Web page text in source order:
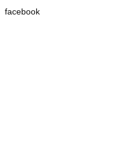
facebook